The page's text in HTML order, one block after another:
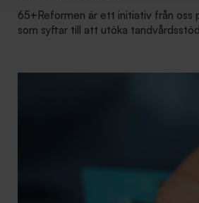
65+Reformen är ett initiativ från oss
som syftar till att utöka